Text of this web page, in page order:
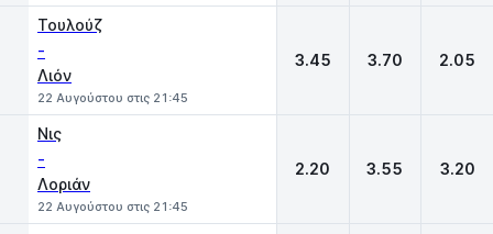
Τουλούζ
-
Λιόν
22 Αυγούστου στις 21:45
3.45 3.70 2.05
Νις
-
Λοριάν
22 Αυγούστου στις 21:45
2.20 3.55 3.20